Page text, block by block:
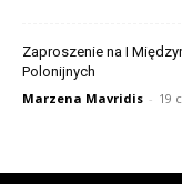
Zaproszenie na I
Polonijnych
Marzena Mavridis - 19